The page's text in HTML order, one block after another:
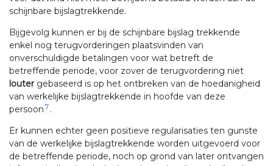
schijnbare bijslagtrekkende.
Bijgevolg kunnen er bij de schijnbare bijslag trekkende
enkel nog terugvorderingen plaatsvinden van
onverschuldigde betalingen voor wat betreft de
betreffende periode, voor zover de terugvordering niet
loutergebaseerd is op het ontbreken van de hoedanigheid
van werkelijke bijslagtrekkende in hoofde van deze
persoon 7 .
Er kunnen echter geen positieve regularisaties ten gunste
van de werkelijke bijslagtrekkende worden uitgevoerd voor
de betreffende periode, noch op grond van later ontvangen